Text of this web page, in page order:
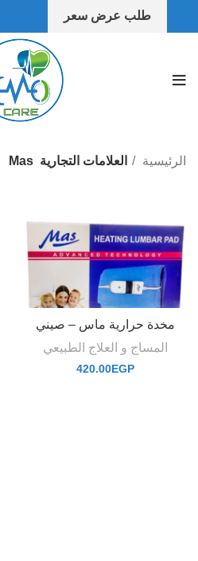
طلب عرض سعر
الرئيسية العلامات التجارية Mas
مخدة حرارية ماس – صيني
المساج و العلاج الطبيعي
420.00EGP